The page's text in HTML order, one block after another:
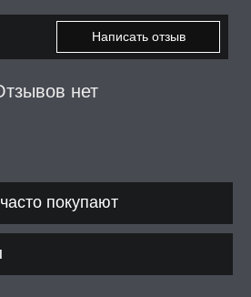
Написать отзыв
нет
покупают